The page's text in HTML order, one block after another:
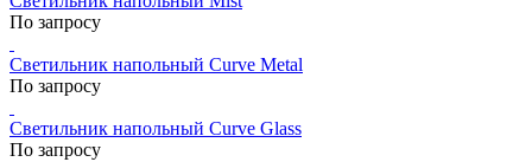
По запросу
Светильник напольный Curve Metal
По запросу
Светильник напольный Curve Glass
По запросу